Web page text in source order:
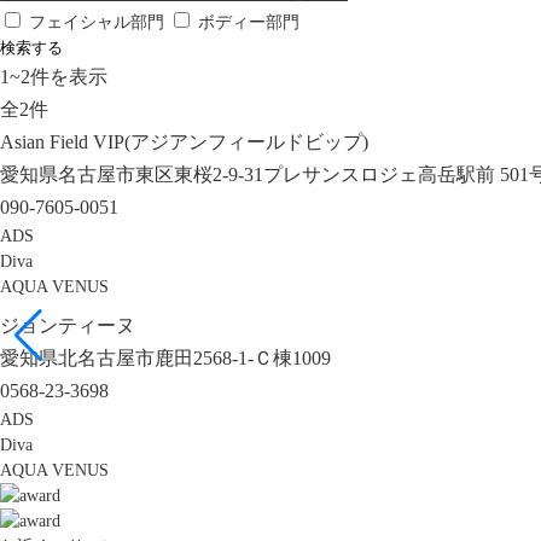
フェイシャル部門
ボディー部門
検索する
1~2件を表示
全2件
Asian Field VIP(アジアンフィールドビップ)
愛知県名古屋市東区東桜2-9-31プレサンスロジェ高岳駅前 501
090-7605-0051
ADS
Diva
AQUA VENUS
ジョンティーヌ
愛知県北名古屋市鹿田2568-1-Ｃ棟1009
0568-23-3698
ADS
Diva
AQUA VENUS